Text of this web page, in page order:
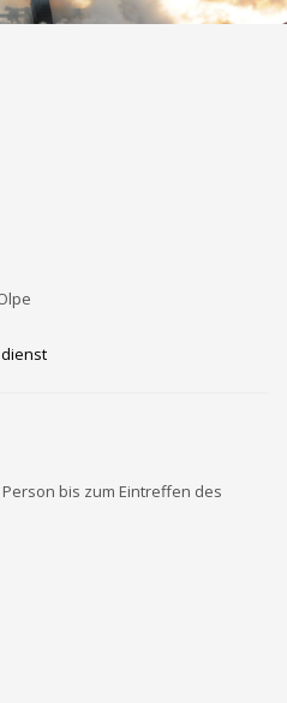
bis zum Eintreffen des